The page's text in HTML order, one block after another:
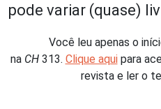
pode variar (quase)
Você leu apenas o
na CH313. Clique aquipara
revista e ler o